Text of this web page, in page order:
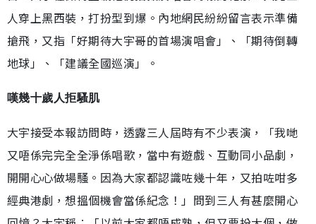
人穿上黑西裝，打扮型到爆。內地網民紛紛留言表示準備
搶飛，又指「好期待大宇哥的首場演唱會」、「期待倒轉
地球」、「建議全國巡演」。
嘆幾十歲人拒騷肌
大宇接受本報訪問時，透露三人屆時有不少表演，「我哋
又唔係完完全全淨係唱歌，當中有遊戲、互動同小品劇，
開開心心做場騷。因為大家都認識咗幾十年，又拍咗咁多
經典港劇，想搵個機會當係紀念！」問到三人有甚麼開心